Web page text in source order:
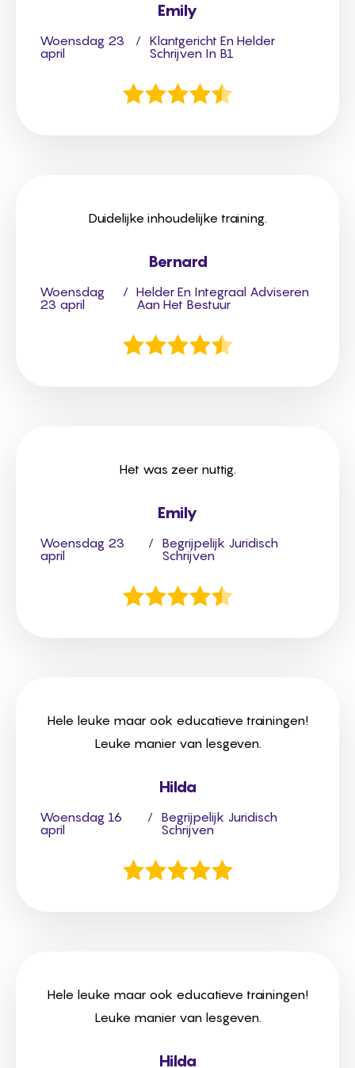
Emily
Woensdag 23
april
/ Klantgericht En Helder
Schrijven In B1
Duidelijke inhoudelijke training.
Bernard
Woensdag
23 april
/ Helder En Integraal Adviseren
Aan Het Bestuur
Het was zeer nuttig.
Emily
Woensdag 23
april
/ Begrijpelijk Juridisch
Schrijven
Hele leuke maar ook educatieve trainingen!
Leuke manier van lesgeven.
Hilda
Woensdag 16
april
/ Begrijpelijk Juridisch
Schrijven
Hele leuke maar ook educatieve trainingen!
Leuke manier van lesgeven.
Hilda